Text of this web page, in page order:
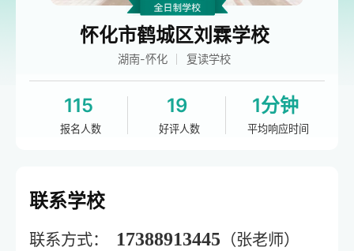
怀化市鹤城区刘霖学校
湖南-怀化 复读学校
115
报名人数
19
好评人数
1分钟
平均响应时间
联系学校
联系方式： 17388913445 （张老师）